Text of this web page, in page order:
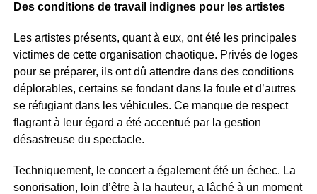
Des conditions de travail indignes pour les artistes
Les artistes présents, quant à eux, ont été les principales
victimes de cette organisation chaotique. Privés de loges
pour se préparer, ils ont dû attendre dans des conditions
déplorables, certains se fondant dans la foule et d’autres
se réfugiant dans les véhicules. Ce manque de respect
flagrant à leur égard a été accentué par la gestion
désastreuse du spectacle.
Techniquement, le concert a également été un échec. La
sonorisation, loin d’être à la hauteur, a lâché à un moment